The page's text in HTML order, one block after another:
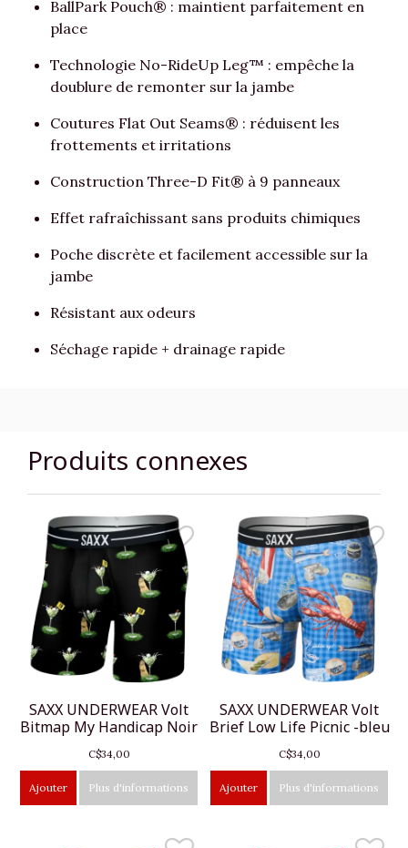
BallPark Pouch® : maintient parfaitement en
place
Technologie No-RideUp Leg™ : empêche la
doublure de remonter sur la jambe
Coutures Flat Out Seams® : réduisent les
frottements et irritations
Construction Three-D Fit® à 9 panneaux
Effet rafraîchissant sans produits chimiques
Poche discrète et facilement accessible sur la
jambe
Résistant aux odeurs
Séchage rapide + drainage rapide
Produits connexes
SAXX UNDERWEAR Volt
Bitmap My Handicap Noir
C$34,00
Ajouter Plus d'informations
SAXX UNDERWEAR Volt
Brief Low Life Picnic -bleu
C$34,00
Ajouter Plus d'informations